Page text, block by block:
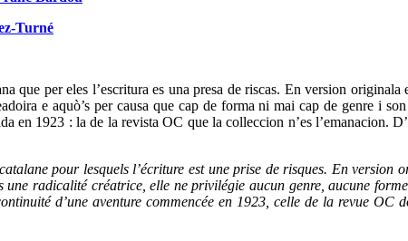
Turné
que per eles l’escritura es una presa de riscas. En version
e aquò’s per causa que cap de forma ni mai cap de genre i
en 1923 : la de la revista OC que la colleccion n’es l’emanacion.
pour lesquels l’écriture est une prise de risques. En
radicalité créatrice, elle ne privilégie aucun genre, aucune
d’une aventure commencée en 1923, celle de la revue OC